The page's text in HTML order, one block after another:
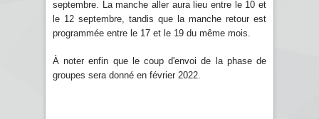
septembre. La manche aller aura lieu entre le 10 et
le 12 septembre, tandis que la manche retour est
programmée entre le 17 et le 19 du même mois.
À noter enfin que le coup d'envoi de la phase de
groupes sera donné en février 2022.